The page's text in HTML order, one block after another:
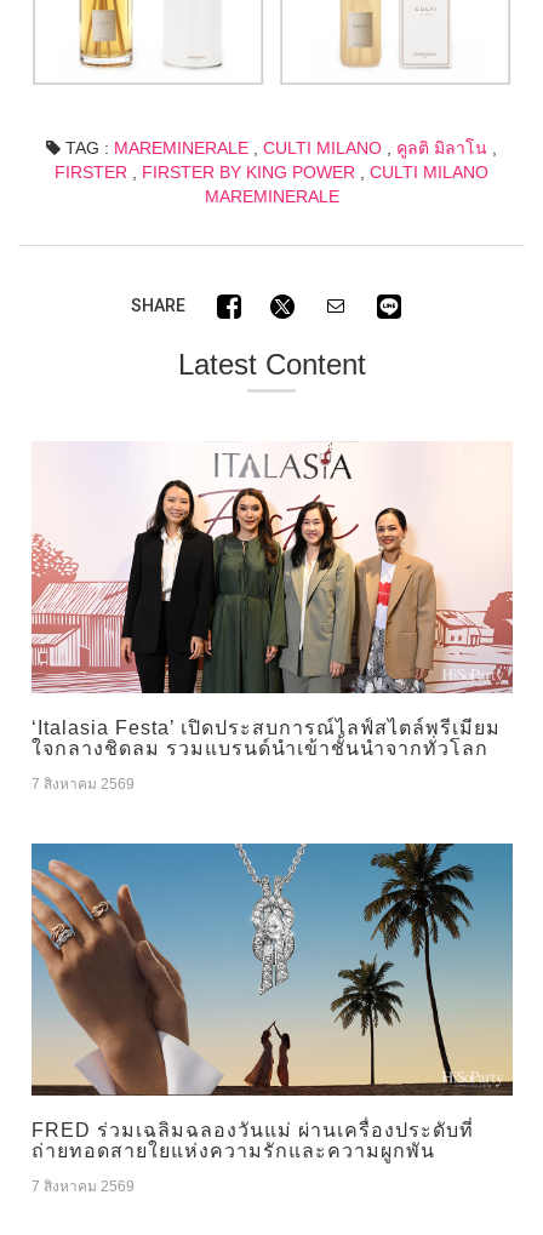
TAG : MAREMINERALE CULTI MILANO คูลติ มิลาโน
FIRSTER
FIRSTER BY KING POWER
CULTI MILANO
MAREMINERALE
SHARE
Latest Content
‘Italasia Festa’ เปิดประสบการณ์ไลฟ์สไตล์พรีเมียม
ใจกลางชิดลม รวมแบรนด์นำเข้าชั้นนำจากทั่วโลก
7 สิงหาคม 2569
FRED ร่วมเฉลิมฉลองวันแม่ ผ่านเครื่องประดับที่
ถ่ายทอดสายใยแห่งความรักและความผูกพัน
7 สิงหาคม 2569